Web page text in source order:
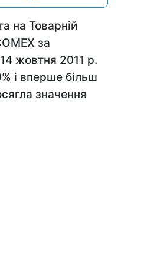
на Товарній
за
жовтня 2011 р.
і вперше більш
значення